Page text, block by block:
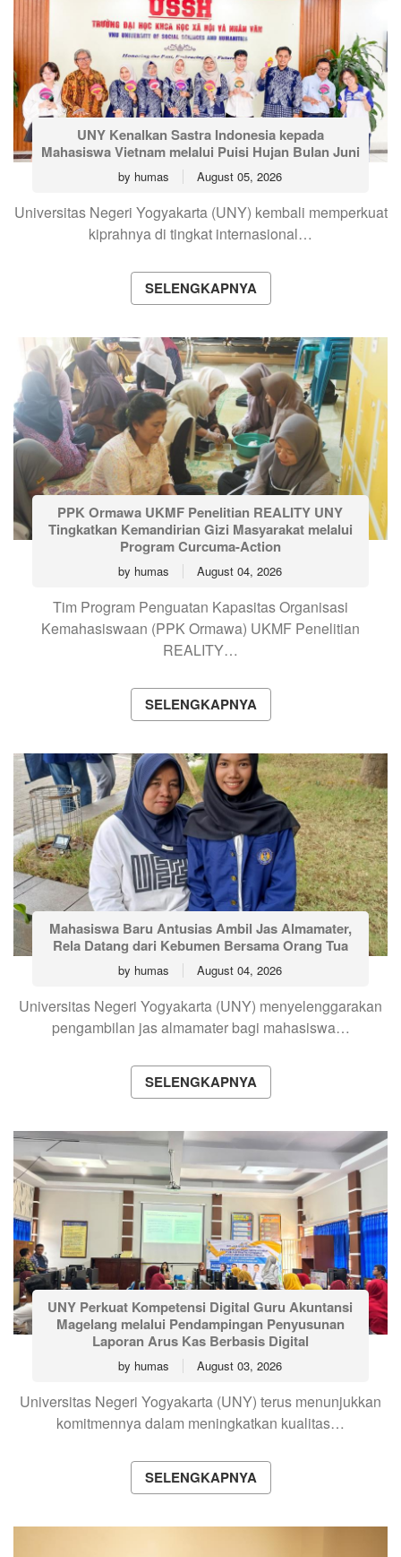
UNY Kenalkan Sastra Indonesia kepada
Mahasiswa Vietnam melalui Puisi Hujan Bulan Juni
by humas August 05, 2026
Universitas Negeri Yogyakarta (UNY) kembali memperkuat
kiprahnya di tingkat internasional…
SELENGKAPNYA
PPK Ormawa UKMF Penelitian REALITY UNY
Tingkatkan Kemandirian Gizi Masyarakat melalui
Program Curcuma-Action
by humas August 04, 2026
Tim Program Penguatan Kapasitas Organisasi
Kemahasiswaan (PPK Ormawa) UKMF Penelitian
REALITY…
SELENGKAPNYA
Mahasiswa Baru Antusias Ambil Jas Almamater,
Rela Datang dari Kebumen Bersama Orang Tua
by humas August 04, 2026
Universitas Negeri Yogyakarta (UNY) menyelenggarakan
pengambilan jas almamater bagi mahasiswa…
SELENGKAPNYA
UNY Perkuat Kompetensi Digital Guru Akuntansi
Magelang melalui Pendampingan Penyusunan
Laporan Arus Kas Berbasis Digital
by humas August 03, 2026
Universitas Negeri Yogyakarta (UNY) terus menunjukkan
komitmennya dalam meningkatkan kualitas…
SELENGKAPNYA